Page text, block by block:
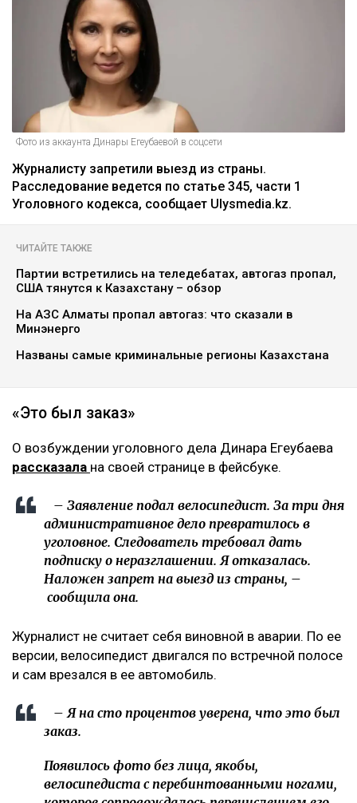
Фото из аккаунта Динары Егеубаевой в соцсети
Журналисту запретили выезд из страны.
Расследование ведется по статье 345, части 1
Уголовного кодекса, сообщает Ulysmedia.kz.
ЧИТАЙТЕ ТАКЖЕ
Партии встретились на теледебатах, автогаз пропал,
США тянутся к Казахстану – обзор
На АЗС Алматы пропал автогаз: что сказали в
Минэнерго
Названы самые криминальные регионы Казахстана
«Это был заказ»
О возбуждении уголовного дела Динара Егеубаева
рассказала на своей странице в фейсбуке.
– Заявление подал велосипедист. За три дня
административное дело превратилось в
уголовное. Следователь требовал дать
подписку о неразглашении. Я отказалась.
Наложен запрет на выезд из страны, –
сообщила она.
Журналист не считает себя виновной в аварии. По ее
версии, велосипедист двигался по встречной полосе
и сам врезался в ее автомобиль.
– Я на сто процентов уверена, что это был
заказ.
Появилось фото без лица, якобы,
велосипедиста с перебинтованными ногами,